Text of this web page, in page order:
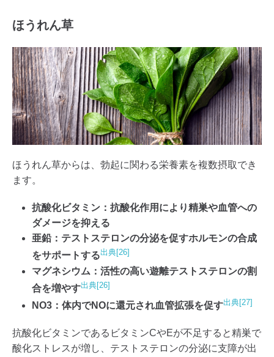
ほうれん草
ほうれん草からは、勃起に関わる栄養素を複数摂取でき
ます。
抗酸化ビタミン：抗酸化作用により精巣や血管への
ダメージを抑える
亜鉛：テストステロンの分泌を促すホルモンの合成
をサポートする出典[26]
マグネシウム：活性の高い遊離テストステロンの割
合を増やす出典[26]
NO3：体内でNOに還元され血管拡張を促す出典[27]
抗酸化ビタミンであるビタミンCやEが不足すると精巣で
酸化ストレスが増し、テストステロンの分泌に支障が出